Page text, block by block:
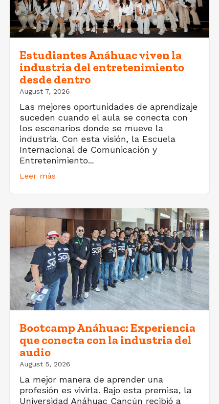
Estudiantes Anáhuac viven la
industria del entretenimiento
desde dentro
August 7, 2026
Las mejores oportunidades de aprendizaje
suceden cuando el aula se conecta con
los escenarios donde se mueve la
industria. Con esta visión, la Escuela
Internacional de Comunicación y
Entretenimiento...
Leer más
Bootcamp Anáhuac: Experiencia
que conecta con la industria del
audio
August 5, 2026
La mejor manera de aprender una
profesión es vivirla. Bajo esta premisa, la
Universidad Anáhuac Cancún recibió a